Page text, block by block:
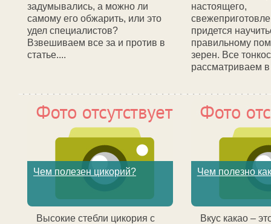
задумывались, а можно ли
самому его обжарить, или это
удел специалистов?
Взвешиваем все за и против в
статье....
настоящего,
придется
правильному
зерен. Все
рассматриваем в
Чем полезен цикорий?
Высокие стебли цикория с
Чем полезно
Вкус какао –